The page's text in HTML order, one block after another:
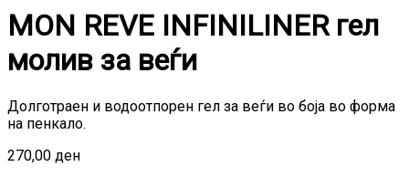
уста
MON REVE INFINILINER гел
молив за веѓи
Долготраен и водоотпорен гел за веѓи во боја во форма
на пенкало.
270,00 ден